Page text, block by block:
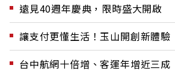
遠見40週年慶典，限時盛大開啟
讓支付更懂生活！玉山開創新體驗
台中航網十倍增、客運年增近三成